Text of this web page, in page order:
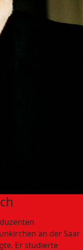
an der Saar
Er studierte